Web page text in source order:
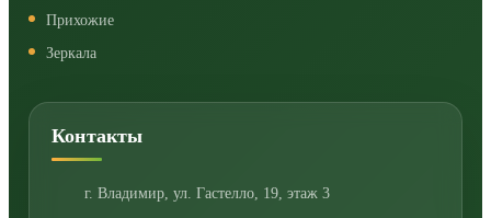
Прихожие
Зеркала
Контакты
г. Владимир, ул. Гастелло, 19, этаж 3